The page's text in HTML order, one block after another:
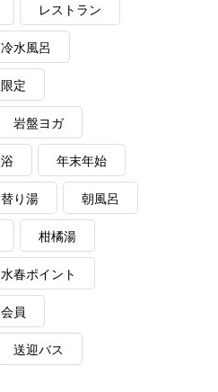
レストラン
冷水風呂
定
岩盤ヨガ
年末年始
替り湯 朝風呂
柑橘湯
水春ポイント
員
送迎バス